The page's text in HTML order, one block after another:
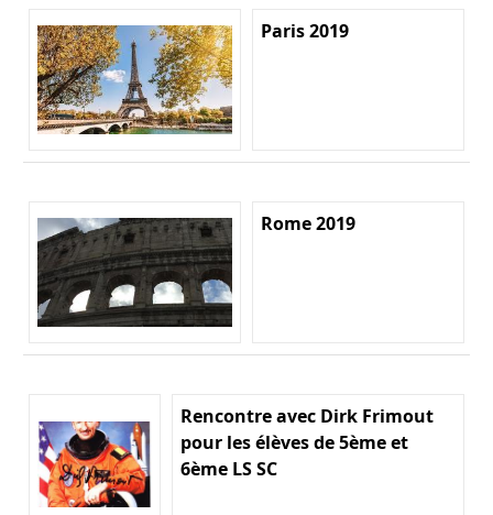
Paris 2019
Rome 2019
Rencontre avec Dirk Frimout
pour les élèves de 5ème et
6ème LS SC